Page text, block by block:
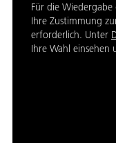
Für die Wiedergabe
Ihre Zustimmung
erforderlich. Unter
Ihre Wahl einsehen